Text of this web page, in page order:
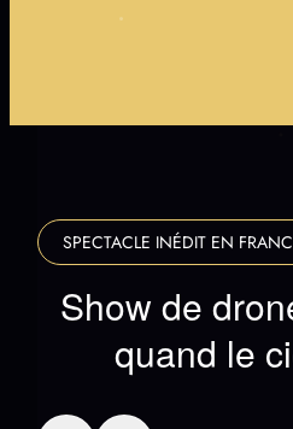
SPECTACLE INÉDIT EN
Show de
quand le